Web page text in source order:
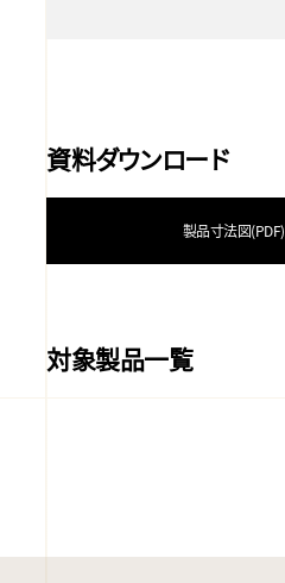
資料ダウンロード
製品寸法図(PDF)
対象製品一覧